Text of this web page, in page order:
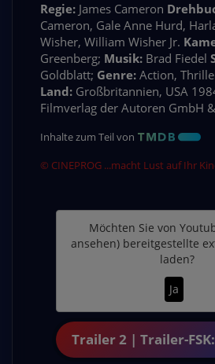
Regie: James Cameron
Cameron, Gale Anne Hurd,
Wisher, William Wisher Jr.
Greenberg; Musik: Brad Fiedel
Goldblatt; Genre: Action,
Land: Großbritannien, USA
Filmverlag der Autoren GmbH
Inhalte zum Teil von
© CINEPROG ...macht Lust auf Ihr
Möchten Sie von
ansehen) bereitgestellte
laden?
Ja
Trailer 2 | Trailer-